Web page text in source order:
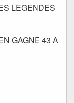
LEGENDES
GAGNE 43 A